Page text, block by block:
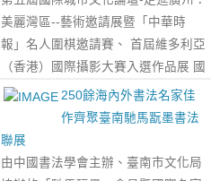
育人的赤誠，一半是筆墨丹青的風
雅。記憶裡，外公的書桌總鋪著宣
紙，狼毫筆起落間，山水花鳥躍然紙
上，窗外的田園炊煙、山間流雲，都
成了他筆下的景致。我總蹲在桌旁靜
靜凝望，看墨色在紙上暈染開深淺層
次，看線條勾勒出世間萬物，那些靈
動的筆觸、雅致的構圖，悄無聲息地
妹教授與廖國玲小姐同游于此，在水
墨煙嵐與藝術雅趣間，共赴一場關於
時光的慢調敘事。 墨韻凝香：方寸亭
著的燈串尚未蘇醒，卻被攀援的藤蔓
織成了碎金簾幕。牙醫博士葉慶良的
書法彙報在此流淌，如古琴撥弦——
他從倉頡造字的鴻蒙傳說講起，指尖
美麗灣區--藝術邀請展暨「中華時
報」名人圍棋邀請賽、 首屆維多利亞
（香港）國際攝影大賽入選作品展 國
際城市文化論壇介紹： 國際城市文化
論壇組委會和中華時報傳媒集團等機
構，成 功在中國內地和澳門主辦了三
屆国際城市文化論壇。第一 屆，於
250餘海內外書法名家佳
作齊聚臺南馳馬翫墨書法
聯展
由中國書法學會主辦、臺南市文化局